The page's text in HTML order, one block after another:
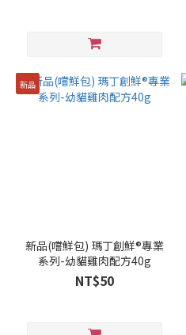
新品
新品(嚐鮮包) 瑪丁創鮮®專業
系列-幼貓雞肉配方40g
NT$50